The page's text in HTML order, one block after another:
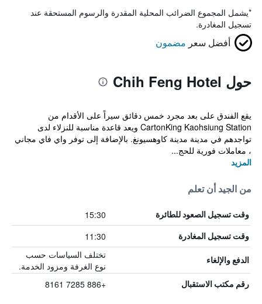
*يشمل المجموع الضرائب المحلية المقدرة والرسوم المستحقة عند
تسجيل المغادرة.
أفضل سعر مضمون
حول Chih Feng Hotel
يقع الفندق على بعد مجرد خمس دقائق سيراً على الأقدام من
CartonKing Kaohsiung Station ويعد قاعدة مناسبة للنزلاء لدى
تواجدهم في مدينة مدينة كاوهسيونغ. بالإضافة إلى توفر واي فاي مجاني
، معاملات فورية للحج...
المزيد
من الجيد أن تعلم
وقت تسجيل الصعود للطائرة 15:30
وقت تسجيل المغادرة 11:30
الدفع والإلغاء
تختلف السياسات حسب
نوع الغرفة ومزود الخدمة.
رقم مكتب الاستقبال +886 7285 8161